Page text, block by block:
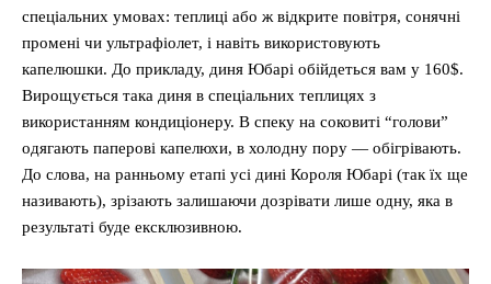
спеціальних умовах: теплиці або ж відкрите повітря, сонячні
промені чи ультрафіолет, і навіть використовують
капелюшки. До прикладу, диня Юбарі обійдеться вам у 160$.
Вирощується така диня в спеціальних теплицях з
використанням кондиціонеру. В спеку на соковиті “голови”
одягають паперові капелюхи, в холодну пору — обігрівають.
До слова, на ранньому етапі усі дині Короля Юбарі (так їх ще
називають), зрізають залишаючи дозрівати лише одну, яка в
результаті буде ексклюзивною.